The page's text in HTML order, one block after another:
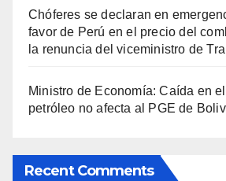
Chóferes se declaran en
favor de Perú en el precio del
la renuncia del viceministro de
Ministro de Economía: Caída en
petróleo no afecta al PGE de
Recent Comments